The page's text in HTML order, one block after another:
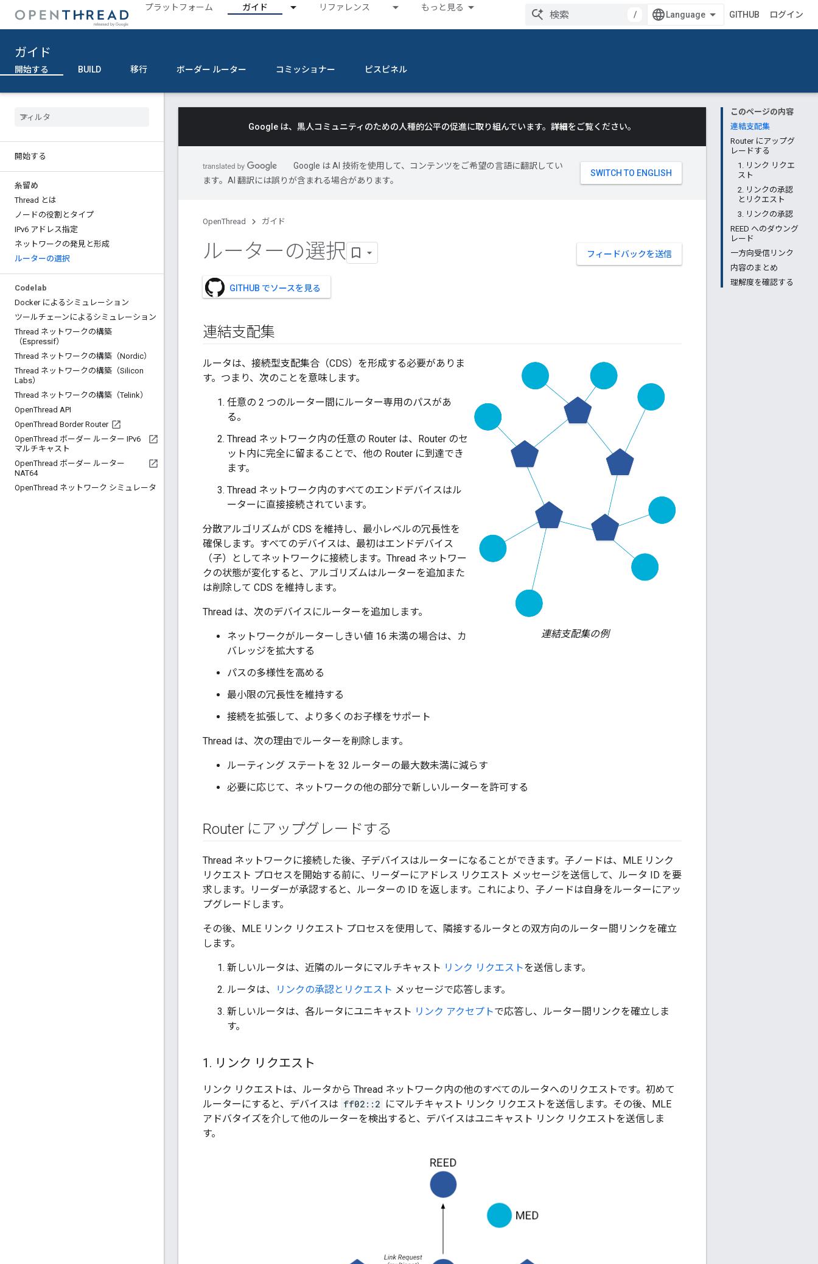
プラットフォーム ガイド リファレンス もっと見る
/ GITHUB ログイン
ガイド
開始する BUILD 移行 ボーダー ルーター コミッショナー ピスピネル
開始する
糸留め
Thread とは
ノードの役割とタイプ
IPv6 アドレス指定
ネットワークの発見と形成
ルーターの選択
Codelab
Docker によるシミュレーション
ツールチェーンによるシミュレーション
Thread ネットワークの構築
（Espressif）
Thread ネットワークの構築（Nordic）
Thread ネットワークの構築（Silicon
Labs）
Thread ネットワークの構築（Telink）
OpenThread API
OpenThread Border Router
OpenThread ボーダー ルーター IPv6
マルチキャスト
OpenThread ボーダー ルーター
NAT64
OpenThread ネットワーク シミュレータ
このページの内容
連結支配集
Router にアップグ
レードする
1. リンク リクエ
スト
2. リンクの承認
とリクエスト
3. リンクの承認
REED へのダウング
レード
一方向受信リンク
内容のまとめ
理解度を確認する
Google は、黒人コミュニティのための人種的公平の促進に取り組んでいます。 詳細をご覧ください。
Google は AI 技術を使用して、コンテンツをご希望の言語に翻訳してい
ます。AI 翻訳には誤りが含まれる場合があります。
OpenThread ガイド
フィードバックを送信
ルーターの選択
GITHUB でソースを見る
連結支配集
連結支配集の例
ルータは、接続型支配集合（CDS）を形成する必要がありま
す。つまり、次のことを意味します。
任意の 2 つのルーター間にルーター専用のパスがあ
る。
Thread ネットワーク内の任意の Router は、Router のセ
ット内に完全に留まることで、他の Router に到達でき
ます。
Thread ネットワーク内のすべてのエンドデバイスはル
ーターに直接接続されています。
分散アルゴリズムが CDS を維持し、最小レベルの冗長性を
確保します。すべてのデバイスは、最初はエンドデバイス
（子）としてネットワークに接続します。Thread ネットワー
クの状態が変化すると、アルゴリズムはルーターを追加また
は削除して CDS を維持します。
Thread は、次のデバイスにルーターを追加します。
ネットワークがルーターしきい値 16 未満の場合は、カ
バレッジを拡大する
パスの多様性を高める
最小限の冗長性を維持する
接続を拡張して、より多くのお子様をサポート
Thread は、次の理由でルーターを削除します。
ルーティング ステートを 32 ルーターの最大数未満に減らす
必要に応じて、ネットワークの他の部分で新しいルーターを許可する
Router にアップグレードする
Thread ネットワークに接続した後、子デバイスはルーターになることができます。子ノードは、MLE リンク
リクエスト プロセスを開始する前に、リーダーにアドレス リクエスト メッセージを送信して、ルータ ID を要
求します。リーダーが承認すると、ルーターの ID を返します。これにより、子ノードは自身をルーターにアッ
プグレードします。
その後、MLE リンク リクエスト プロセスを使用して、隣接するルータとの双方向のルーター間リンクを確立
します。
新しいルータは、近隣のルータにマルチキャスト リンク リクエストを送信します。
ルータは、
リンクの承認とリクエスト メッセージで応答します。
新しいルータは、各ルータにユニキャスト リンク アクセプトで応答し、ルーター間リンクを確立しま
す。
1 . リンク リクエスト
リンク リクエストは、ルータから Thread ネットワーク内の他のすべてのルータへのリクエストです。初めて
ルーターにすると、デバイスは ff02::2 にマルチキャスト リンク リクエストを送信します。その後、MLE
アドバタイズを介して他のルーターを検出すると、デバイスはユニキャスト リンク リクエストを送信しま
す。